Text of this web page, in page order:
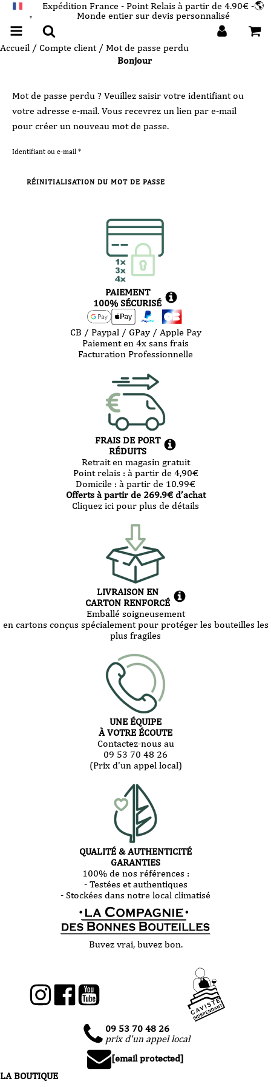
▼
Expédition France - Point Relais à partir de 4.90€ -🌎
Monde entier sur devis personnalisé
Accueil / Compte client/ Mot de passe perdu
Bonjour
Mot de passe perdu ? Veuillez saisir votre identifiant ou
votre adresse e-mail. Vous recevrez un lien par e-mail
pour créer un nouveau mot de passe.
Identifiant ou e-mail *Obligatoire
RÉINITIALISATION DU MOT DE PASSE
PAIEMENT
100% SÉCURISÉ
CB / Paypal / GPay / Apple Pay
Paiement en 4x sans frais
Facturation Professionnelle
FRAIS DE PORT
RÉDUITS
Retrait en magasin gratuit
Point relais : à partir de 4,90€
Domicile : à partir de 10.99€
Offerts à partir de 269.9€ d’achat
Cliquez ici pour plus de détails
LIVRAISON EN
CARTON RENFORCÉ
Emballé soigneusement
en cartons conçus spécialement pour protéger les bouteilles les
plus fragiles
UNE ÉQUIPE
À VOTRE ÉCOUTE
Contactez-nous au
09 53 70 48 26
(Prix d'un appel local)
QUALITÉ & AUTHENTICITÉ
GARANTIES
100% de nos références :
- Testées et authentiques
- Stockées dans notre local climatisé
Buvez vrai, buvez bon.
09 53 70 48 26
prix d'un appel local
[email protected]
LA BOUTIQUE